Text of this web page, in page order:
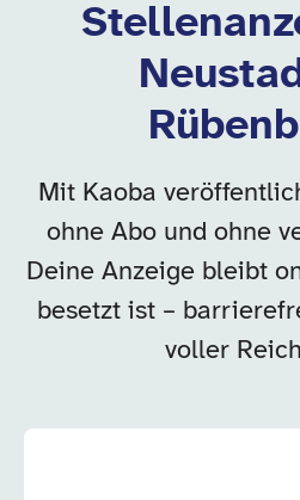
Mit Kaoba
ohne Abo und ohne
Deine Anzeige bleibt
besetzt ist –
voller